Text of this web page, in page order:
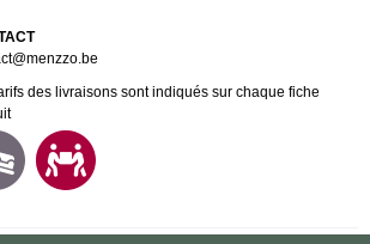
des livraisons sont indiqués sur chaque fiche